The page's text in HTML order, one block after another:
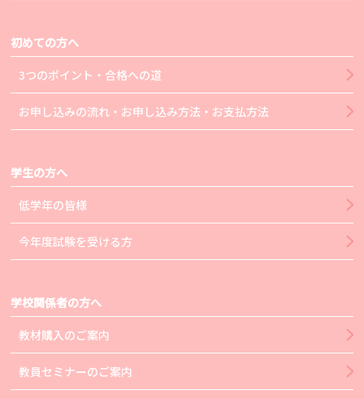
初めての方へ
3つのポイント・合格への道
お申し込みの流れ・お申し込み方法・お支払方法
学生の方へ
低学年の皆様
今年度試験を受ける方
学校関係者の方へ
教材購入のご案内
教員セミナーのご案内